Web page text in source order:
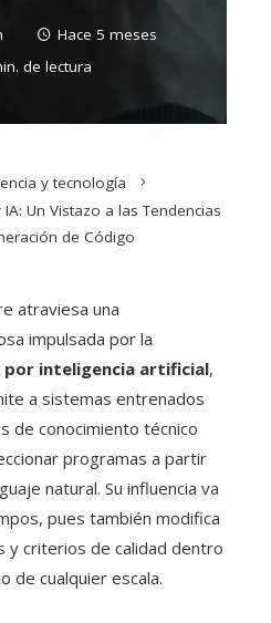
Hace 5 meses
de lectura
y tecnología
Un Vistazo a las Tendencias
de Código
atraviesa una
impulsada por la
por inteligencia artificial,
a sistemas entrenados
de conocimiento técnico
programas a partir
natural. Su influencia va
pues también modifica
y criterios de calidad dentro
de cualquier escala.